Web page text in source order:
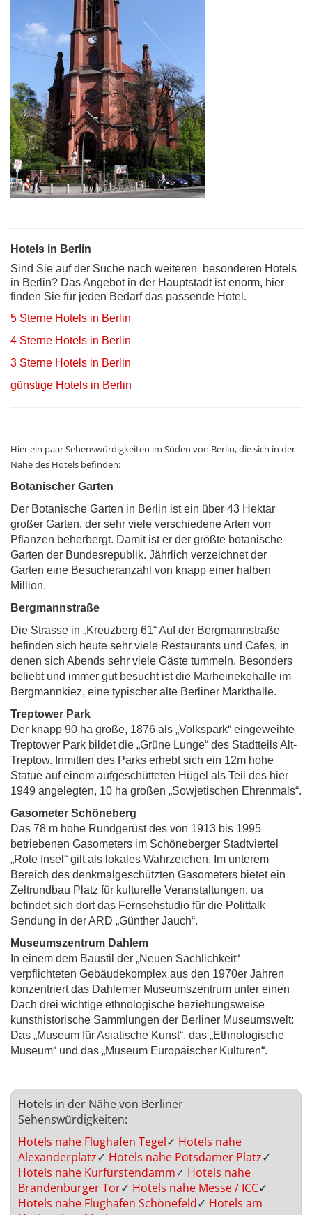
Hotels in Berlin
Sind Sie auf der Suche nach weiteren besonderen Hotels
in Berlin? Das Angebot in der Hauptstadt ist enorm, hier
finden Sie für jeden Bedarf das passende Hotel.
5 Sterne Hotels in Berlin
4 Sterne Hotels in Berlin
3 Sterne Hotels in Berlin
günstige Hotels in Berlin
Hier ein paar Sehenswürdigkeiten im Süden von Berlin, die sich in der
Nähe des Hotels befinden:
Botanischer Garten
Der Botanische Garten in Berlin ist ein über 43 Hektar
großer Garten, der sehr viele verschiedene Arten von
Pflanzen beherbergt. Damit ist er der größte botanische
Garten der Bundesrepublik. Jährlich verzeichnet der
Garten eine Besucheranzahl von knapp einer halben
Million.
Bergmannstraße
Die Strasse in „Kreuzberg 61“ Auf der Bergmannstraße
befinden sich heute sehr viele Restaurants und Cafes, in
denen sich Abends sehr viele Gäste tummeln. Besonders
beliebt und immer gut besucht ist die Marheinekehalle im
Bergmannkiez, eine typischer alte Berliner Markthalle.
Treptower Park
Der knapp 90 ha große, 1876 als „Volkspark“ eingeweihte
Treptower Park bildet die „Grüne Lunge“ des Stadtteils Alt-
Treptow. Inmitten des Parks erhebt sich ein 12m hohe
Statue auf einem aufgeschütteten Hügel als Teil des hier
1949 angelegten, 10 ha großen „Sowjetischen Ehrenmals“.
Gasometer Schöneberg
Das 78 m hohe Rundgerüst des von 1913 bis 1995
betriebenen Gasometers im Schöneberger Stadtviertel
„Rote Insel“ gilt als lokales Wahrzeichen. Im unterem
Bereich des denkmalgeschützten Gasometers bietet ein
Zeltrundbau Platz für kulturelle Veranstaltungen, ua
befindet sich dort das Fernsehstudio für die Polittalk
Sendung in der ARD „Günther Jauch“.
Museumszentrum Dahlem
In einem dem Baustil der „Neuen Sachlichkeit“
verpflichteten Gebäudekomplex aus den 1970er Jahren
konzentriert das Dahlemer Museumszentrum unter einen
Dach drei wichtige ethnologische beziehungsweise
kunsthistorische Sammlungen der Berliner Museumswelt:
Das „Museum für Asiatische Kunst“, das „Ethnologische
Museum“ und das „Museum Europäischer Kulturen“.
Hotels in der Nähe von Berliner
Sehenswürdigkeiten:
Hotels nahe Flughafen Tegel✓ Hotels nahe
Alexanderplatz✓ Hotels nahe Potsdamer Platz✓
Hotels nahe Kurfürstendamm✓ Hotels nahe
Brandenburger Tor✓ Hotels nahe Messe / ICC✓
Hotels nahe Flughafen Schönefeld✓ Hotels am